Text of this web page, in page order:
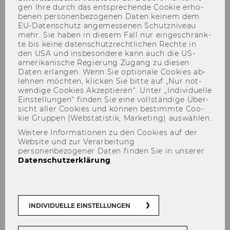
Conference
Der Inhalt dieser Seite ist aktuell nur auf
Englisch verfügbar.
2012
gen Ihre durch das ent­spre­chen­de Coo­kie er­ho­
be­nen per­so­nen­be­zo­ge­nen Daten kei­nem dem
EU-​Datenschutz an­ge­mes­se­nen Schutz­ni­veau
mehr. Sie haben in die­sem Fall nur ein­ge­schränk­
te bis keine da­ten­schutz­recht­li­chen Rech­te in
den USA und ins­be­son­de­re kann auch die US-​
amerikanische Re­gie­rung Zu­gang zu die­sen
Daten er­lan­gen. Wenn Sie op­tio­na­le Coo­kies ab­
leh­nen möch­ten, kli­cken Sie bitte auf „Nur not­
wen­di­ge Coo­kies Ak­zep­tie­ren“. Unter „In­di­vi­du­el­le
Ein­stel­lun­gen“ fin­den Sie eine voll­stän­di­ge Über­
sicht aller Coo­kies und kön­nen be­stimm­te Coo­
kie Grup­pen (Web­sta­tis­tik, Mar­ke­ting) aus­wäh­len.
Weitere Informationen zu den Cookies auf der
Website und zur Verarbeitung
personenbezogener Daten finden Sie in unserer
Datenschutzerklärung
INDIVIDUELLE EINSTELLUNGEN